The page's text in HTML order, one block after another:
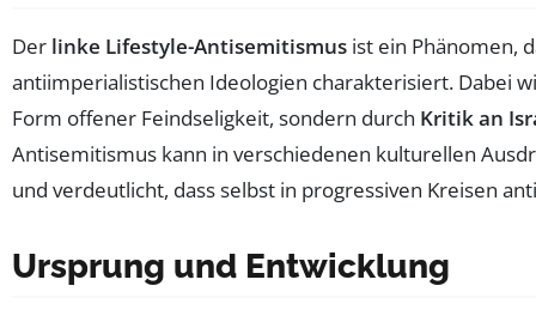
Der linke Lifestyle-Antisemitismus ist ein Phänomen,
antiimperialistischen Ideologien charakterisiert. Dabei
Form offener Feindseligkeit, sondern durch Kritik an
Antisemitismus kann in verschiedenen kulturellen
und verdeutlicht, dass selbst in progressiven Kreisen
Ursprung und Entwicklung